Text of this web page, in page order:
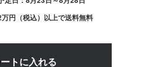
円（税込）以上で送料無料